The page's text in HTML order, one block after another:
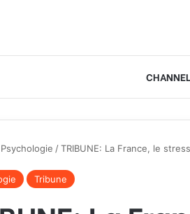
Psychologie /TRIBUNE: La France, le
Tribune